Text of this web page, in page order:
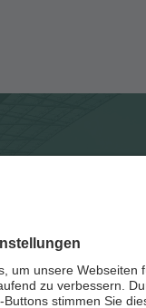
Postanmelden und